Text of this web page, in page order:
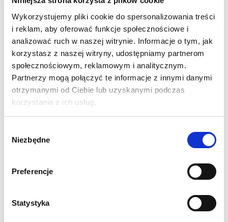
Wykorzystujemy pliki cookie do spersonalizowania treści
i reklam, aby oferować funkcje społecznościowe i
analizować ruch w naszej witrynie. Informacje o tym, jak
korzystasz z naszej witryny, udostępniamy partnerom
społecznościowym, reklamowym i analitycznym.
Partnerzy mogą połączyć te informacje z innymi danymi
otrzymanymi od Ciebie lub uzyskanymi podczas
korzystania z ich usług.
zgody
Niezbędne
Preferencje
Statystyka
PLIKI COOKIES,POLITYKA COOKIES ,ZGODA NA COOKIES
Rozporządzenie o Ochronie Danych Osobowych (RODO) oraz ePR
(ePrivacy Directive) wpływają na to, jak, jako właściciel strony
internetowej, musisz uzyskiwać i przechowywać zgody cookie od
użytkowników z UE. Wypróbuj nasz test zgodności, żeby
sprawdzić, czy Twoja strona używa plików cookie i modułów
śledzących zgodnie z RODO i ePR. Cookie wall to sposób, którego
używają strony, […]